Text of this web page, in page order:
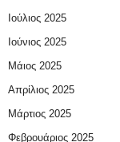
Ιούλιος 2025
Ιούνιος 2025
Μάιος 2025
Απρίλιος 2025
Μάρτιος 2025
Φεβρουάριος 2025